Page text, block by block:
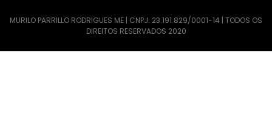
MURILO PARRILLO RODRIGUES ME | CNPJ: 23.191.829/0001-14 | TODOS OS
DIREITOS RESERVADOS 2020